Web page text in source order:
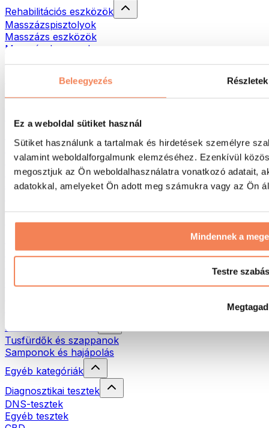
Beleegyezés Részletek
Ez a weboldal sütiket használ
Sütiket használunk a tartalmak és hirdetések személyre
valamint weboldalforgalmunk elemzéséhez. Ezenkívül
megosztjuk az Ön weboldalhasználatra vonatkozó adatait,
adatokkal, amelyeket Ön adott meg számukra vagy az Ön
Mindennek a
Testre szabás
Megtagad
Rehabilitációs eszközök
Masszázspisztolyok
Masszázs eszközök
Masszázshengerek
Táskák & hátizsákok
Hátizsákok
Futás
Küzdősportok
Kerékpározás
Jóga és pilates
Úszás
Túrázás
Vörösfény-terápia
Öko háztartás
Natúrkozmetikumok
Tusfürdők és szappanok
Samponok és hajápolás
Egyéb kategóriák
Diagnosztikai tesztek
DNS-tesztek
Egyéb tesztek